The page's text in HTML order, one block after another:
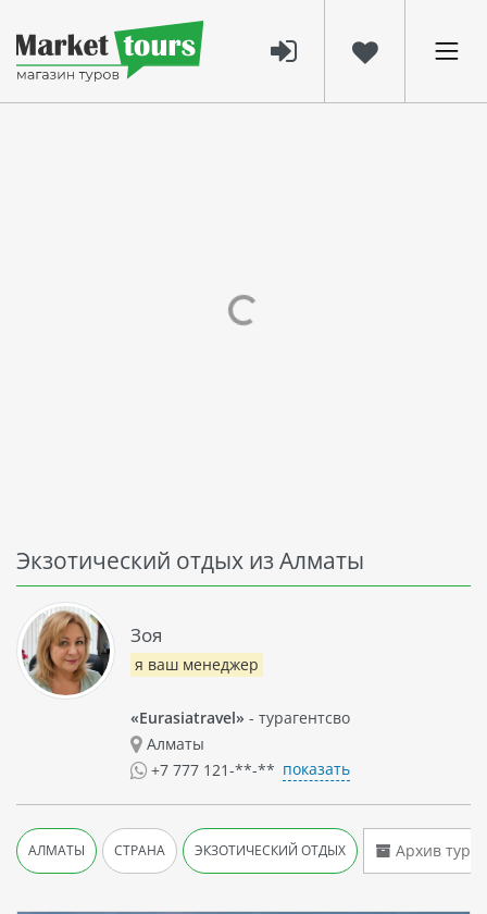
Экзотический отдых из Алматы
Зоя
я ваш менеджер
«Eurasiatravel» - турагентсво
Алматы
+7 777 121-**-** показать
АЛМАТЫ СТРАНА ЭКЗОТИЧЕСКИЙ ОТДЫХ Архив туров